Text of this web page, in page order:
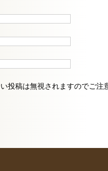
投稿は無視されますのでご注